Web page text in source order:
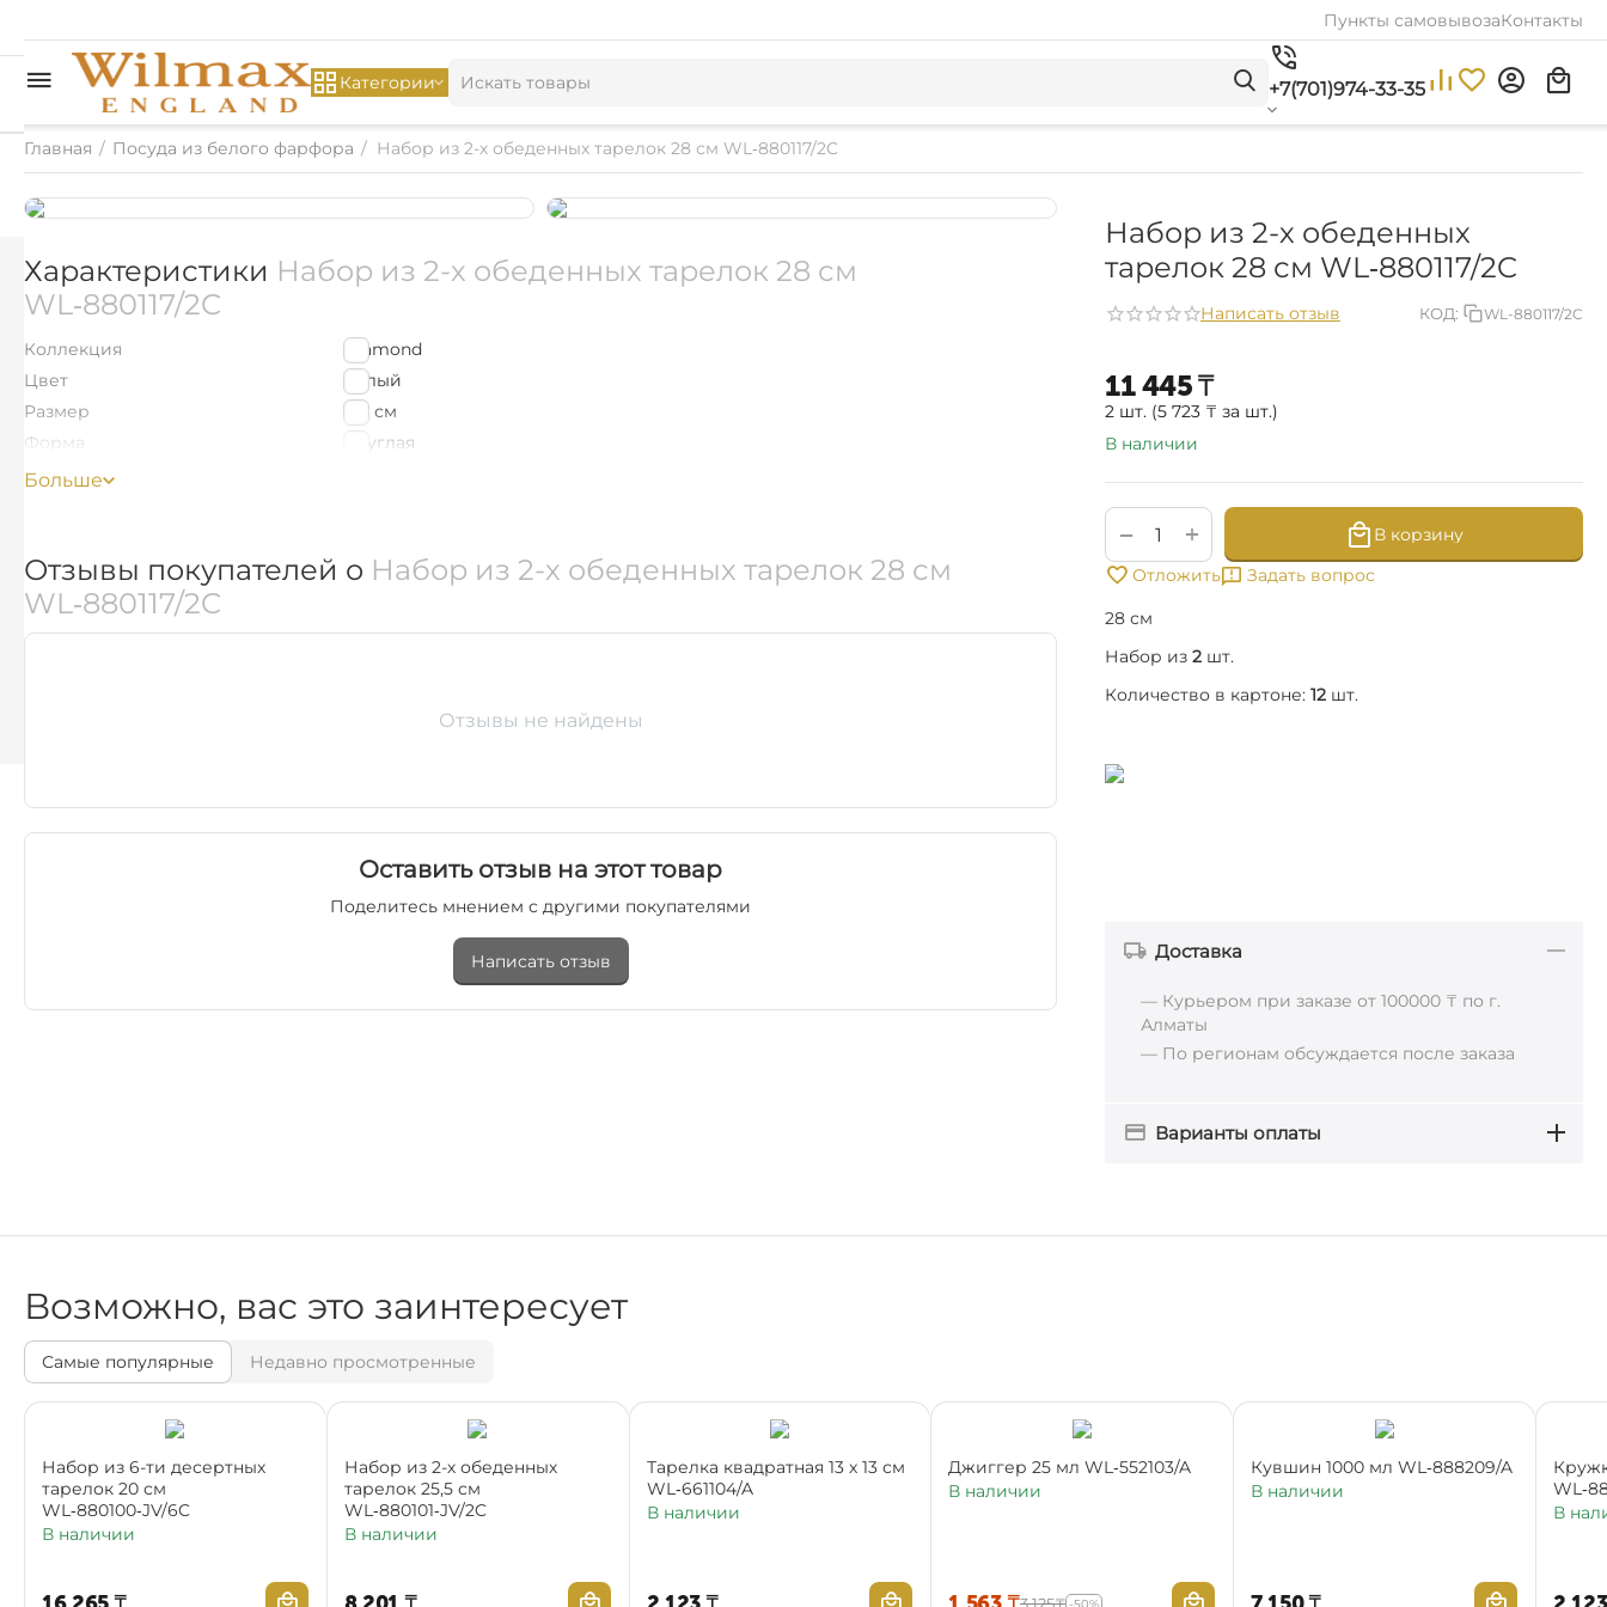
Пункты самовывозаКонтакты
Категории +7(701)974-33-35
Главная / Посуда из белого фарфора / Набор из 2-х обеденных тарелок 28 см WL‑880117/2C
Набор из 2-х обеденных
тарелок 28 см WL‑880117/2C
Написать отзыв КОД: WL-880117/2C
11 445₸
2 шт. (5 723 ₸ за шт.)
В наличии
+
−
В корзину
Отложить
Задать вопрос
28 см
Набор из 2 шт.
Количество в картоне: 12 шт.
Доставка
— Курьером при заказе от 100000 ₸ по г.
Алматы
— По регионам обсуждается после заказа
Варианты оплаты
Характеристики Набор из 2-х обеденных тарелок 28 см
WL‑880117/2C
Коллекция
Diamond
Цвет
Белый
Размер
28 см
Форма
Круглая
Материал изделия
Найти похожие
Больше
Отзывы покупателей о Набор из 2-х обеденных тарелок 28 см
WL‑880117/2C
Отзывы не найдены
Оставить отзыв на этот товар
Поделитесь мнением с другими покупателями
Написать отзыв
Возможно, вас это заинтересует
Самые популярные Недавно просмотренные
Набор из 6-ти десертных
тарелок 20 см
WL‑880100‑JV/6C
В наличии
Набор из 2-х обеденных
тарелок 25,5 см
WL‑880101‑JV/2C
В наличии
Тарелка квадратная 13 x 13 см
WL‑661104/A
В наличии
Джиггер 25 мл WL‑552103/A
В наличии
-50%
Кувшин 1000 мл WL‑888209/A
В наличии
В